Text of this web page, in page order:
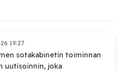
19:27
sotakabinetin toiminnan
uutisoinnin, joka